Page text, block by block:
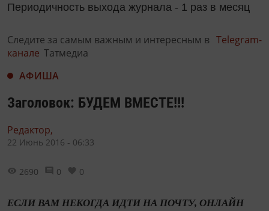
Периодичность выхода журнала - 1 раз в месяц
Следите за самым важным и интересным в Telegram-
канале Татмедиа
АФИША
Заголовок: БУДЕМ ВМЕСТЕ!!!
Редактор,
22 Июнь 2016 - 06:33
2690 0 0
ЕСЛИ ВАМ НЕКОГДА ИДТИ НА ПОЧТУ, ОНЛАЙН